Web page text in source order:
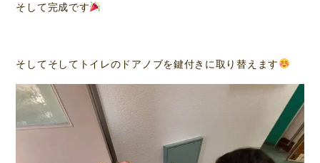
そして完成です
そしてそしてトイレのドアノブを鍵付きに取り替えます